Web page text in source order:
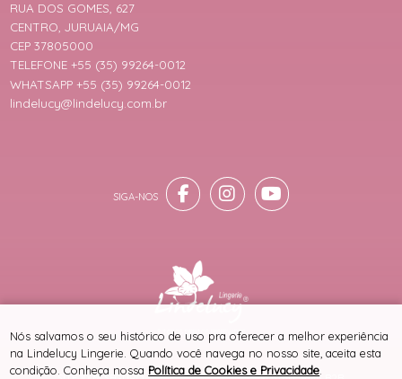
RUA DOS GOMES, 627
CENTRO, JURUAIA/MG
CEP 37805000
TELEFONE +55 (35) 99264-0012
WHATSAPP +55 (35) 99264-0012
lindelucy@lindelucy.com.br
® TODOS DIREITOS RESERVADOS
Nós salvamos o seu histórico de uso pra oferecer a melhor experiência
na Lindelucy Lingerie. Quando você navega no nosso site, aceita esta
condição. Conheça nossa Política de Cookies e Privacidade